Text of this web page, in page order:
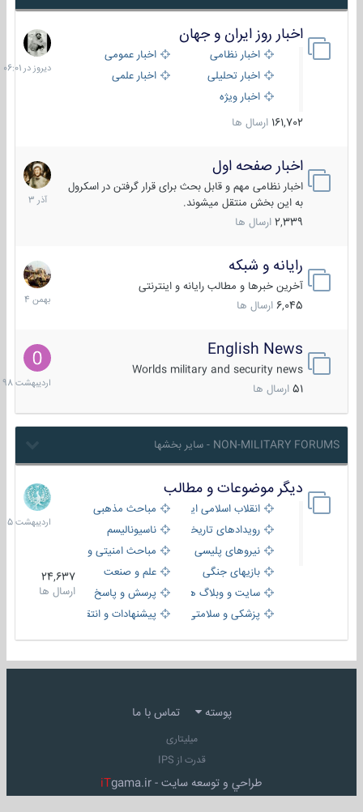
اخبار روز ایران و جهان
اخبار نظامی
اخبار عمومی
اخبار تحلیلی
اخبار علمی
اخبار ویژه
161,702 ارسال ها
دیروز
در
06:01
اخبار صفحه اول
اخبار نظامی مهم و قابل بحث برای قرار گرفتن در اسکرول
به این بخش منتقل میشوند.
2,339 ارسال ها
7
آذر
1403
رایانه و شبکه
آخرین خبرها و مطالب رایانه و اینترنتی
6,045 ارسال ها
30
بهمن
1404
English News
Worlds military and security news
51 ارسال ها
10
1398
NON-MILITARY FORUMS - سایر بخشها
دیگر موضوعات و مطالب
انقلاب اسلامی ایران
مباحث مذهبی
رویدادهای تاریخی و مذهبیناسیونالیسم
نیروهای پلیسی
مباحث امنیتی و اطلاعاتی
بازیهای جنگی
علم و صنعت
سایت و وبلاگ ها
پرسش و پاسخ
پزشکی و سلامتی
پیشنهادات و انتقادات
24,637
ارسال ها
8
1405
پوسته تماس با ما
میلیتاری
قدرت از IPS
طراحي و توسعه سايت - iTgama.ir